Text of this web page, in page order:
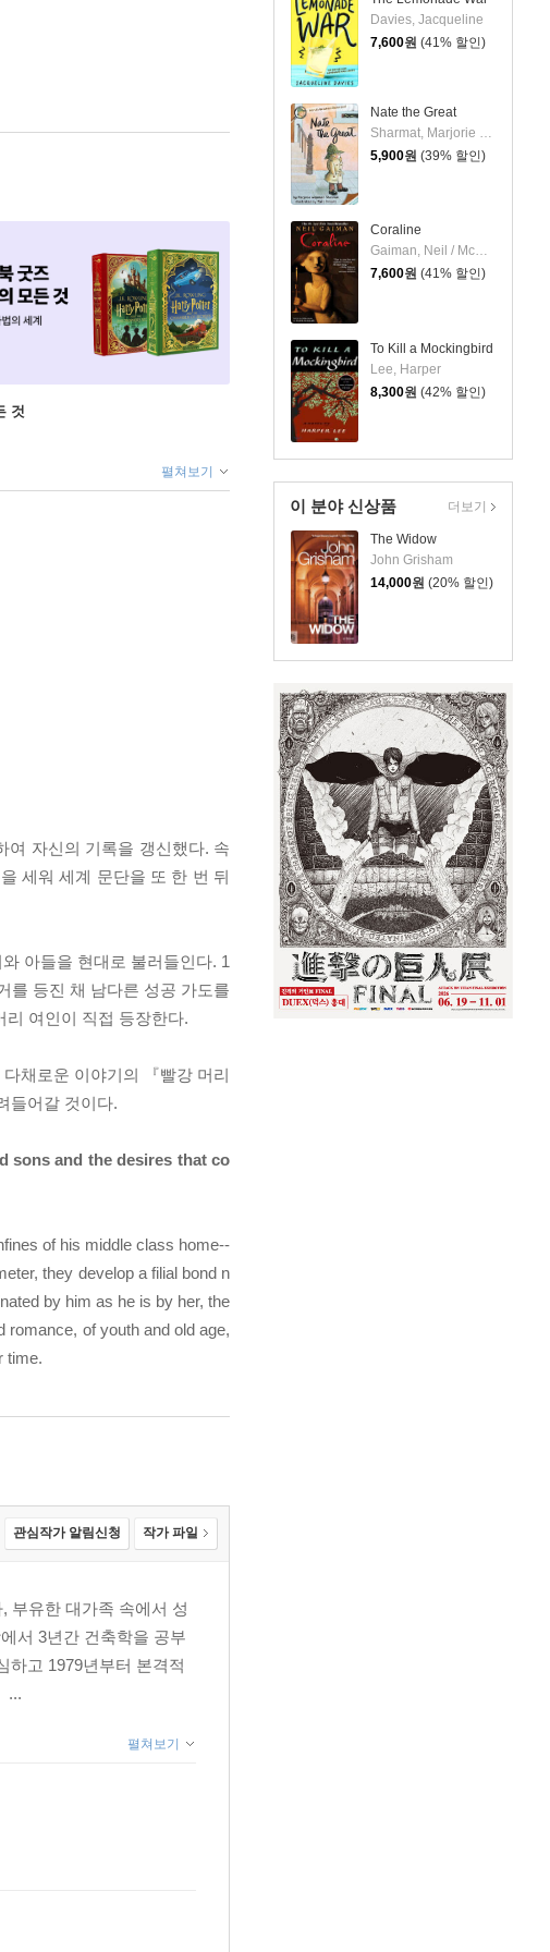
Davies, Jacqueline
7,600원 (41% 할인)
Nate the Great
Sharmat, Marjorie Weinman / Simont, Marc
5,900원 (39% 할인)
Coraline
Gaiman, Neil / McKean, Dave
7,600원 (41% 할인)
To Kill a Mockingbird
Lee, Harper
8,300원 (42% 할인)
이 분야 신상품
The Widow
John Grisham
14,000원 (20% 할인)
더보기
것
펼쳐보기
여 자신의 기록을 갱신했다. 속
세워 세계 문단을 또 한 번 뒤
아들을 현대로 불러들인다. 1
를 등진 채 남다른 성공 가도를
여인이 직접 등장한다.
채로운 이야기의 『빨강 머리
들어갈 것이다.
sons and the desires that co
of his middle class home--
they develop a filial bond n
by him as he is by her, the
romance, of youth and old age,
time.
관심작가 알림신청 작가 파일
부유한 대가족 속에서 성
서 3년간 건축학을 공부
하고 1979년부터 본격적
...
펼쳐보기